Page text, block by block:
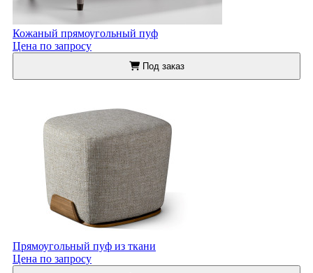
Кожаный прямоугольный пуф
Цена по запросу
Под заказ
Прямоугольный пуф из ткани
Цена по запросу